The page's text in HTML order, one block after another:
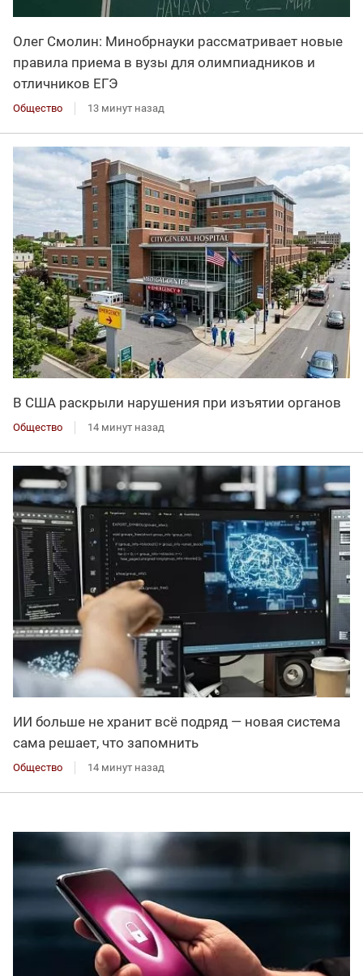
Олег Смолин: Минобрнауки рассматривает новые
правила приема в вузы для олимпиадников и
отличников ЕГЭ
Общество 13 минут назад
В США раскрыли нарушения при изъятии органов
Общество 14 минут назад
ИИ больше не хранит всё подряд — новая система
сама решает, что запомнить
Общество 14 минут назад